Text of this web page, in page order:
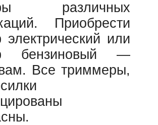
различных
Приобрести
или
бензиновый —
Все триммеры,